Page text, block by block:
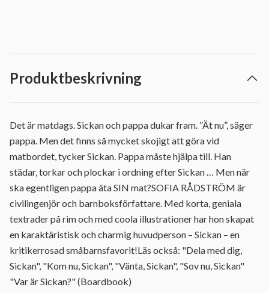
Produktbeskrivning
Det är matdags. Sickan och pappa dukar fram. ”Ät nu”, säger
pappa. Men det finns så mycket skojigt att göra vid
matbordet, tycker Sickan. Pappa måste hjälpa till. Han
städar, torkar och plockar i ordning efter Sickan … Men när
ska egentligen pappa äta SIN mat?SOFIA RÅDSTRÖM är
civilingenjör och barnboksförfattare. Med korta, geniala
textrader på rim och med coola illustrationer har hon skapat
en karaktäristisk och charmig huvudperson – Sickan – en
kritikerrosad småbarnsfavorit!Läs också: "Dela med dig,
Sickan", "Kom nu, Sickan", "Vänta, Sickan", "Sov nu, Sickan"
"Var är Sickan?" (Boardbook)